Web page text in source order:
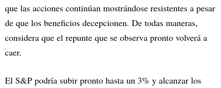
que las acciones continúan mostrándose resistentes a pesar
de que los beneficios decepcionen. De todas maneras,
considera que el repunte que se observa pronto volverá a
caer.
El S&P podría subir pronto hasta un 3% y alcanzar los